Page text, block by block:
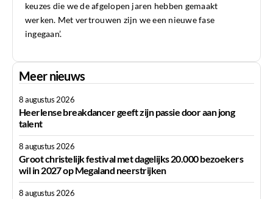
keuzes die we de afgelopen jaren hebben gemaakt
werken. Met vertrouwen zijn we een nieuwe fase
ingegaan’.
Meer nieuws
8 augustus 2026
Heerlense breakdancer geeft zijn passie door aan jong
talent
8 augustus 2026
Groot christelijk festival met dagelijks 20.000 bezoekers
wil in 2027 op Megaland neerstrijken
8 augustus 2026